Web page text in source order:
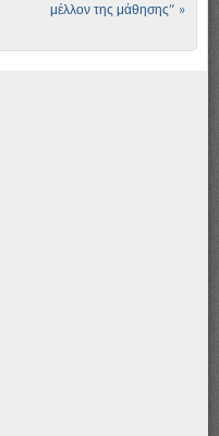
μέλλον της μάθησης” »